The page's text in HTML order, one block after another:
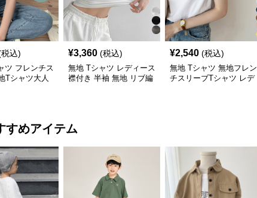
込)
ツ フレンチス
Tシャツ大人
¥3,360 (税込)
無地 Tシャツ レディース
襟付き 半袖 無地 リブ編
¥2,540 (税込)
無地 Tシャツ 無地フレン
チスリーブTシャツ レデ
すめアイテム